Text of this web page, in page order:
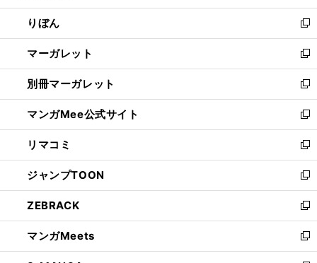
開
く
ウ
で
開
く
ン
ド
ウ
で
開
く
ウ
ィ
ン
ド
ウ
で
開
く
りぼん
新
し
い
ウ
ィ
ン
ド
ウ
で
開
く
マーガレット
新
し
い
ウ
ィ
ン
ド
ウ
で
開
く
別冊マーガレット
新
し
い
ウ
ィ
ン
ド
ウ
で
開
く
マンガMee公式サイト
新
し
い
ウ
ィ
ン
ド
ウ
で
開
リマコミ
新
し
い
ウ
ィ
ン
ド
ウ
ジャンプTOON
新
し
い
ウ
ィ
ン
ZEBRACK
新
し
い
ウ
マンガMeets
新
し